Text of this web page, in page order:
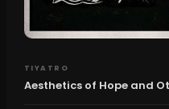
TIYATRO
Aesthetics of Hope and